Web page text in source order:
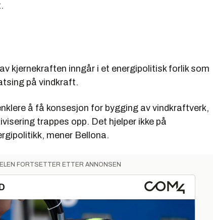
kjernekraften inngår i et energipolitisk forlik som
på vindkraft.
å få konsesjon for bygging av vindkraftverk,
trappes opp. Det hjelper ikke på
mener Bellona.
FORTSETTER ETTER ANNONSEN